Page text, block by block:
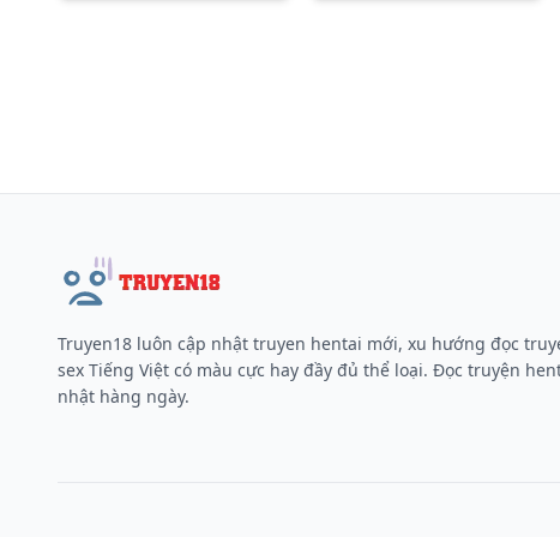
Truyen18 luôn cập nhật truyen hentai mới, xu hướng đọc
sex Tiếng Việt có màu cực hay đầy đủ thể loại. Đọc truyện
nhật hàng ngày.